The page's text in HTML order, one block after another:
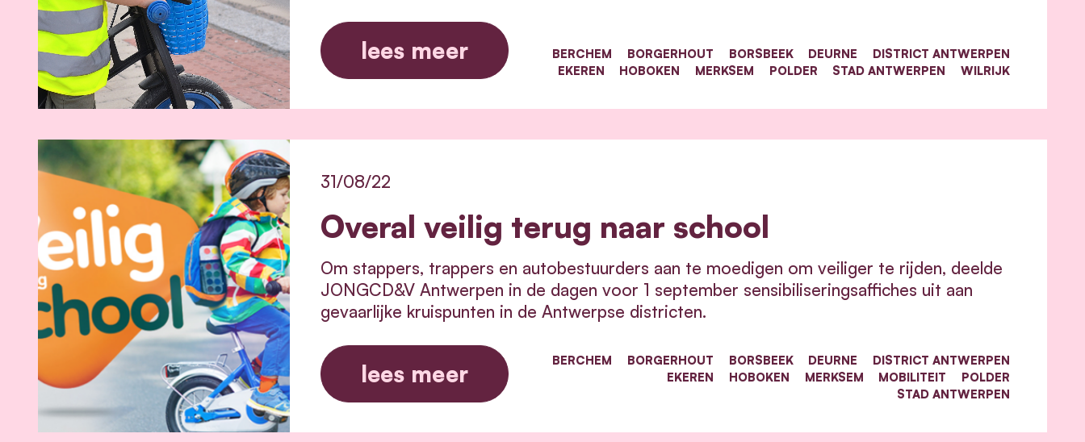
lees meer BERCHEM BORGERHOUT BORSBEEK DEURNE
DISTRICT ANTWERPEN
EKEREN
HOBOKEN MERKSEM POLDER STAD ANTWERPEN WILRIJK
Overal veilig terug naar school
31/08/22
Om stappers, trappers en autobestuurders aan te moedigen om veiliger te rijden, deelde
JONGCD&V Antwerpen in de dagen voor 1 september sensibiliseringsaffiches uit aan
gevaarlijke kruispunten in de Antwerpse districten.
lees meer
BERCHEM BORGERHOUT BORSBEEK DEURNE
DISTRICT ANTWERPEN
EKEREN
HOBOKEN MERKSEM MOBILITEIT
POLDER
STAD ANTWERPEN